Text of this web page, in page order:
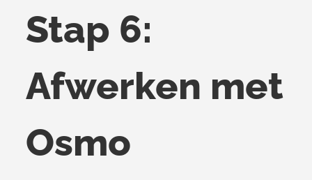
Stap 6:
Afwerken met
Osmo